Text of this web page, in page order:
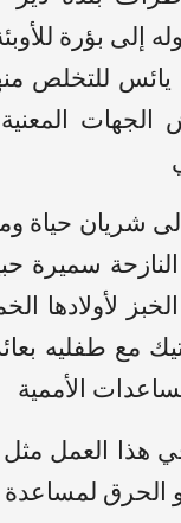
إلى بؤرة
للتخلص
شريان حياة
النازحة
الحرق لمساعدة